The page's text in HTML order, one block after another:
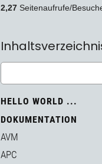
2,27 Seitenaufrufe/
HELLO WORLD ...
DOKUMENTATION
AVM
APC